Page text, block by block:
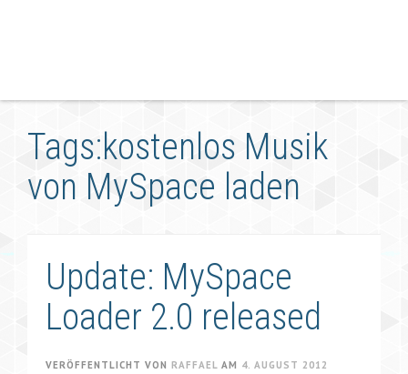
Tags:kostenlos Musik
von MySpace laden
Update: MySpace
Loader 2.0 released
VERÖFFENTLICHT VON RAFFAEL AM 4. AUGUST 2012